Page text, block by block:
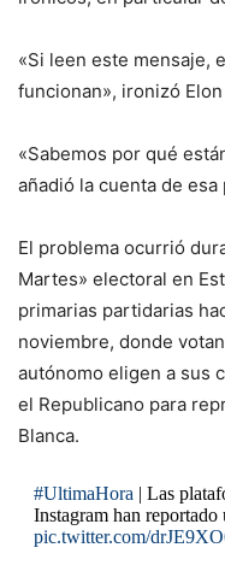
«Si leen este mensaje,
funcionan», ironizó
«Sabemos por qué
añadió la cuenta de esa
El problema ocurrió
Martes» electoral en
primarias partidarias
noviembre, donde
autónomo eligen a sus
el Republicano para
Blanca.
#UltimaHora | Las
Instagram han reportado
pic.twitter.com/